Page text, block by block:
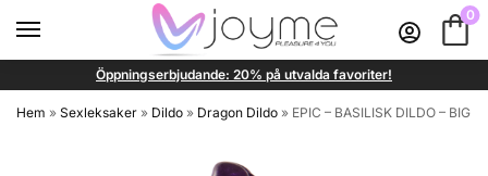
0
Öppningserbjudande: 20% på utvalda favoriter!
Hem » Sexleksaker » Dildo » Dragon Dildo » EPIC – BASILISK DILDO – BIG